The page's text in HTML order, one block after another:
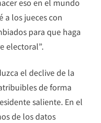
eso en el mundo
a los jueces con
para que haga
electoral”.
el declive de la
de forma
saliente. En el
de los datos